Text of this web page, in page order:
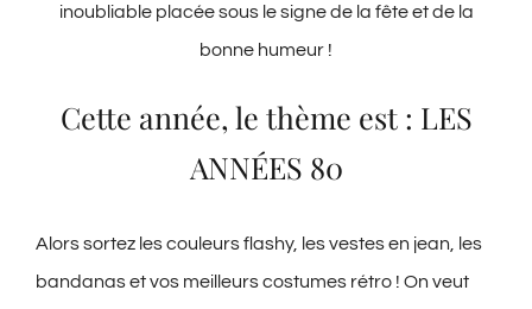
inoubliable placée sous le signe de la fête et de la
bonne humeur !
Cette année, le thème est : LES
ANNÉES 80
Alors sortez les couleurs flashy, les vestes en jean, les
bandanas et vos meilleurs costumes rétro ! On veut